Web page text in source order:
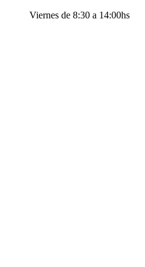
Viernes de 8:30 a 14:00hs